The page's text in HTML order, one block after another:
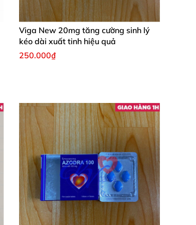
của cơ thể
Viga New 20mg tăng cường sinh lý
kéo dài xuất tinh hiệu quả
250.000₫